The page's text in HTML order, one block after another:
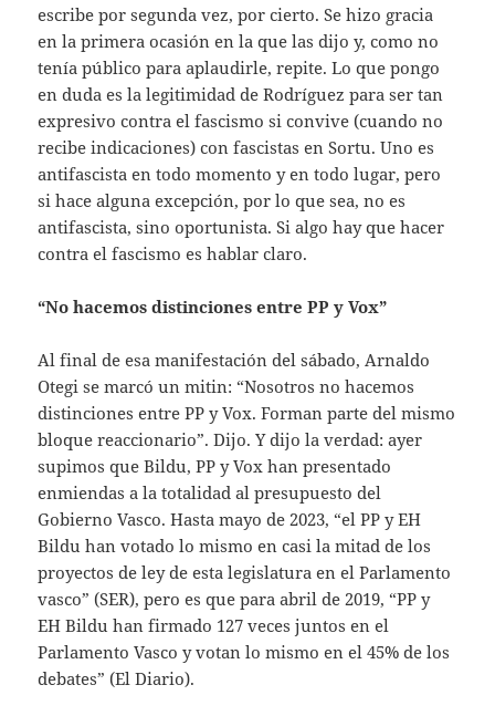
escribe por segunda vez, por cierto. Se hizo gracia
en la primera ocasión en la que las dijo y, como no
tenía público para aplaudirle, repite. Lo que pongo
en duda es la legitimidad de Rodríguez para ser tan
expresivo contra el fascismo si convive (cuando no
recibe indicaciones) con fascistas en Sortu. Uno es
antifascista en todo momento y en todo lugar, pero
si hace alguna excepción, por lo que sea, no es
antifascista, sino oportunista. Si algo hay que hacer
contra el fascismo es hablar claro.
“No hacemos distinciones entre PP y Vox”
Al final de esa manifestación del sábado, Arnaldo
Otegi se marcó un mitin: “Nosotros no hacemos
distinciones entre PP y Vox. Forman parte del mismo
bloque reaccionario”. Dijo. Y dijo la verdad: ayer
supimos que Bildu, PP y Vox han presentado
enmiendas a la totalidad al presupuesto del
Gobierno Vasco. Hasta mayo de 2023, “el PP y EH
Bildu han votado lo mismo en casi la mitad de los
proyectos de ley de esta legislatura en el Parlamento
vasco” (SER), pero es que para abril de 2019, “PP y
EH Bildu han firmado 127 veces juntos en el
Parlamento Vasco y votan lo mismo en el 45% de los
debates” (El Diario).